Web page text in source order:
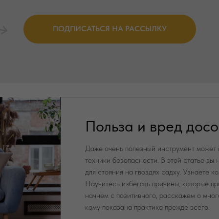
ПОДПИСАТЬСЯ НА РАССЫЛКУ
Польза и вред
Даже очень полезный инструмент может
техники безопасности. В этой статье
для стояния на гвоздях садху. Узнаете
Научитесь избегать причины, которые
начнем с позитивного, расскажем о
кому показана практика прежде всего.